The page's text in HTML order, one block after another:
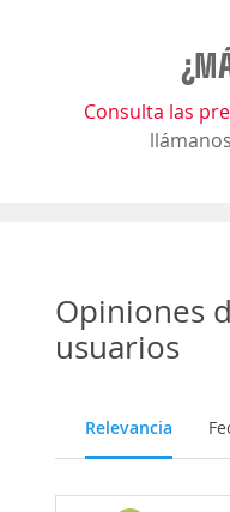
Consulta las
Opiniones
usuarios
Relevancia